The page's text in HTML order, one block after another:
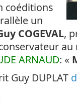
coéditions
un
COGEVAL,
au
ARNAUD: «
Guy DUPLAT